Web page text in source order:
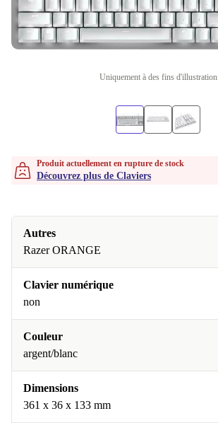
Uniquement à des fins d'illustration
Produit actuellement en rupture de stock
Découvrez plus de Claviers
Autres
Razer ORANGE
Clavier numérique
non
Couleur
argent/blanc
Dimensions
361 x 36 x 133 mm